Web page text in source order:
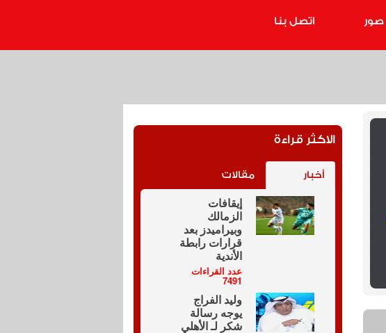
صور اتصل بنا
الاكثر قراءة
أخبار مقالات
إيقافات
الزمالك
وبيراميدز بعد
قرارات رابطة
الأندية
عدد القراءات
7491
وليد الفراج
يوجه رسالة
شكر لـ الأهلي